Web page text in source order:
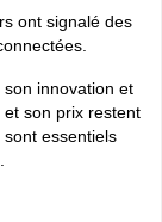
ont signalé des
innovation et
son prix restent
essentiels